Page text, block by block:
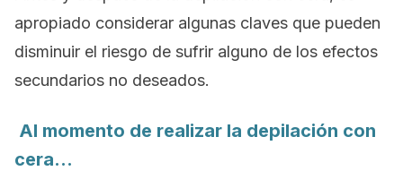
apropiado considerar algunas claves que pueden
disminuir el riesgo de sufrir alguno de los efectos
secundarios no deseados.
Al momento de realizar la depilación con
cera…